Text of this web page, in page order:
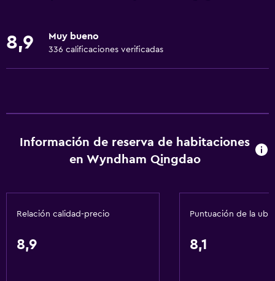
Servicio de habitaciones
Recepción 24 horas
Salas de conferencia
Servicios básicos
8,9 Muy bueno
336 calificaciones verificadas
Información de reserva de habitaciones
en Wyndham Qingdao
Relación calidad-precio
8,9
Puntuación de la
8,1